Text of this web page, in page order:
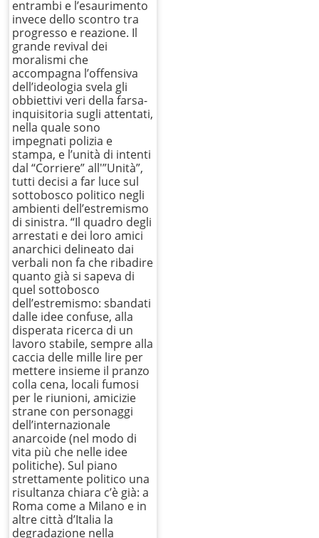
entrambi e l’esaurimento
invece dello scontro tra
progresso e reazione. Il
grande revival dei
moralismi che
accompagna l’offensiva
dell’ideologia svela gli
obbiettivi veri della farsa-
inquisitoria sugli attentati,
nella quale sono
impegnati polizia e
stampa, e l’unità di intenti
dal “Corriere” all'”Unità”,
tutti decisi a far luce sul
sottobosco politico negli
ambienti dell’estremismo
di sinistra. “Il quadro degli
arrestati e dei loro amici
anarchici delineato dai
verbali non fa che ribadire
quanto già si sapeva di
quel sottobosco
dell’estremismo: sbandati
dalle idee confuse, alla
disperata ricerca di un
lavoro stabile, sempre alla
caccia delle mille lire per
mettere insieme il pranzo
colla cena, locali fumosi
per le riunioni, amicizie
strane con personaggi
dell’internazionale
anarcoide (nel modo di
vita più che nelle idee
politiche). Sul piano
strettamente politico una
risultanza chiara c’è già: a
Roma come a Milano e in
altre città d’Italia la
degradazione nella